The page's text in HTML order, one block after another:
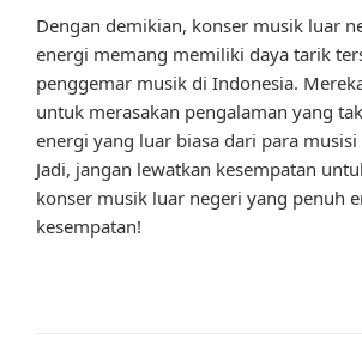
Dengan demikian, konser musik luar
energi memang memiliki daya tarik
penggemar musik di Indonesia.
untuk merasakan pengalaman yang
energi yang luar biasa dari para
Jadi, jangan lewatkan kesempatan
konser musik luar negeri yang penuh
kesempatan!